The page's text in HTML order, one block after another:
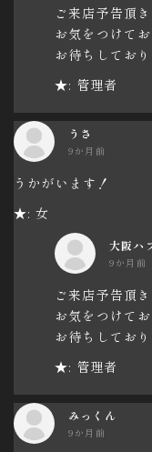
ご来店予告頂
お気をつけて
お待ちしてお
★: 管理者
うさ
9か月前
うかがいます！
★: 女
大阪ハ
9か月前
ご来店予告頂
お気をつけて
お待ちしてお
★: 管理者
みっくん
9か月前